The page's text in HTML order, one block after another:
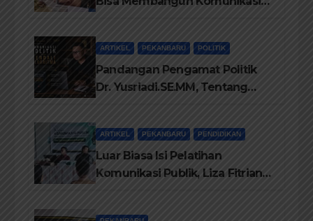
ARTIKEL PEKANBARU POLITIK
Pandangan Pengamat Politik
Dr. Yusriadi.SE.MM, Tentang
ARTIKEL PEKANBARU PENDIDIKAN
Luar Biasa Isi Pelatihan
Komunikasi Publik, Liza Fitriani